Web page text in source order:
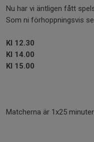
Nu har vi äntligen fått
Som ni förhoppningsvis
Kl 12.30
Kl 14.00
Kl 15.00
Matcherna är 1x25